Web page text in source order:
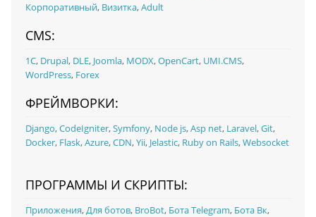
Корпоративный, Визитка,Adult
CMS:
1С, Drupal, DLE, Joomla, MODX,OpenCart, UMI.CMS,
WordPress, Forex
ФРЕЙМВОРКИ:
Django,CodeIgniter,Symfony, Node js,Asp net, Laravel,Git,
Docker, Flask,Azure,CDN,Yii, Jelastic, Ruby on Rails,Websocket
ПРОГРАММЫ И СКРИПТЫ:
Приложения,Для ботов, BroBot, Бота Telegram, Бота Вк,